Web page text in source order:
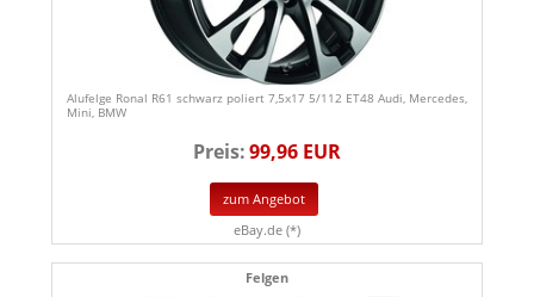
Alufelge Ronal R61 schwarz poliert 7,5x17 5/112 ET48 Audi, Mercedes,
Mini, BMW
Preis:99,96 EUR
zum Angebot
eBay.de (*)
Felgen